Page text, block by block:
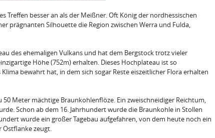
Treffen besser an als der Meißner. Oft König der nordhessischen
prägnanten Silhouette die Region zwischen Werra und Fulda,
des ehemaligen Vulkans und hat dem Bergstock trotz vieler
Höhe (752m) erhalten. Dieses Hochplateau ist so
bewahrt hat, in dem sich sogar Reste eiszeitlicher Flora erhalten
50 Meter mächtige Braunkohlenflöze. Ein zweischneidiger Reichtum,
Schon ab dem 16. Jahrhundert wurde die Braunkohle in Stollen
wurde ein großer Tagebau aufgefahren, von dem heute noch ein
Ostflanke zeugt.